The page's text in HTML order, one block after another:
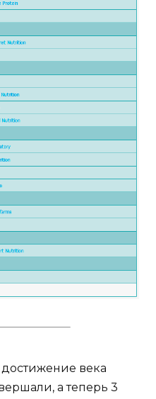
века
а теперь 3